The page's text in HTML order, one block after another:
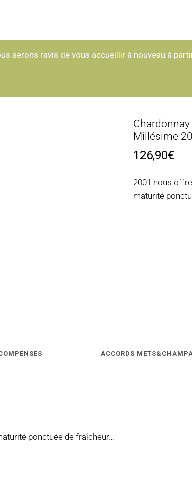
serons ravis de vous accueillir à nouveau à
Millésime
126,90€
2001 nous
maturité
ACCORDS
ponctuée de fraîcheur…